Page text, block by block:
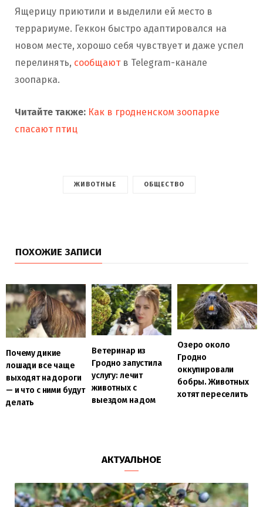
Ящерицу приютили и выделили ей место в
террариуме. Геккон быстро адаптировался на
новом месте, хорошо себя чувствует и даже успел
перелинять, сообщаютв Telegram-канале
зоопарка.
Читайте также: Как в гродненском зоопарке
спасают птиц
ЖИВОТНЫЕ ОБЩЕСТВО
ПОХОЖИЕ ЗАПИСИ
Почему дикие
лошади все чаще
выходят на дороги
— и что с ними будут
делать
Ветеринар из
Гродно запустила
услугу: лечит
животных с
выездом на дом
Озеро около
Гродно
оккупировали
бобры. Животных
хотят переселить
АКТУАЛЬНОЕ